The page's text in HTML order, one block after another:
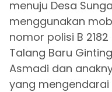
menuju Desa
menggunakan
nomor polisi B
Talang Baru
Asmadi dan
yang